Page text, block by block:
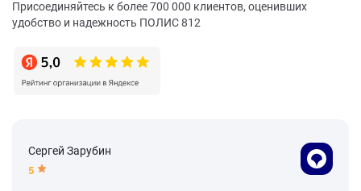
Присоединяйтесь к более 700 000 клиентов, оценивших
удобство и надежность ПОЛИС 812
Сергей Зарубин
5